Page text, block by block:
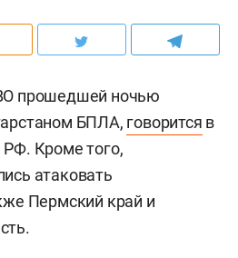
прошедшей ночью
БПЛА, говорится в
Кроме того,
атаковать
Пермский край и